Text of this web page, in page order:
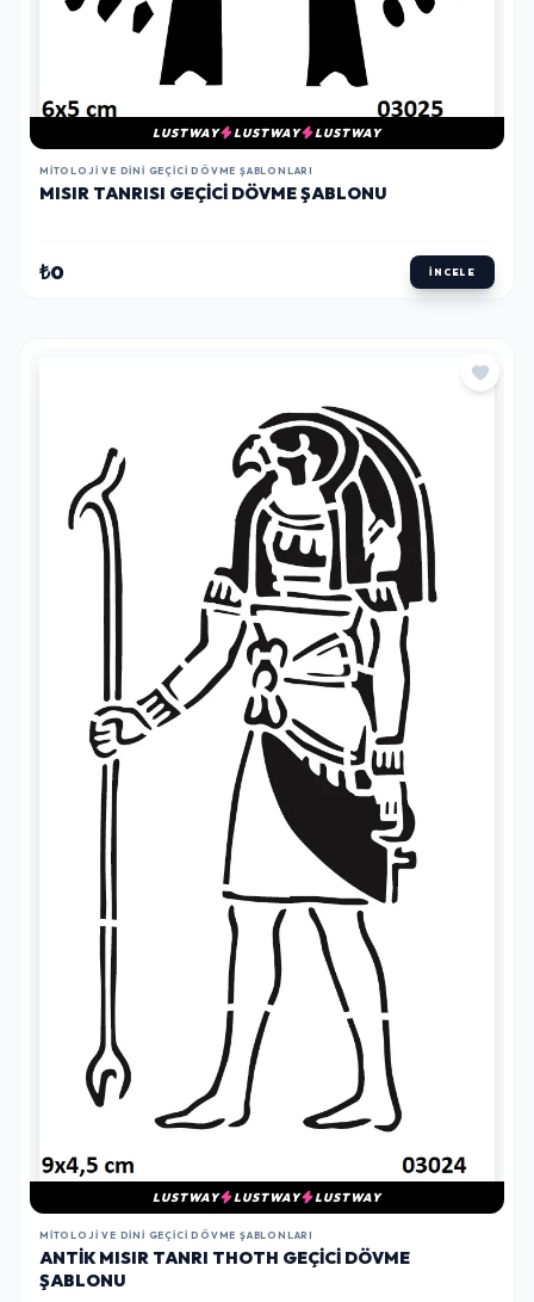
LUSTWAY LUSTWAY LUSTWAY
MITOLOJI VE DINI GEÇICI DÖVME ŞABLONLARI
MISIR TANRISI GEÇICI DÖVME ŞABLONU
₺0 İNCELE
LUSTWAY LUSTWAY LUSTWAY
MITOLOJI VE DINI GEÇICI DÖVME ŞABLONLARI
ANTIK MISIR TANRI THOTH GEÇICI DÖVME
ŞABLONU